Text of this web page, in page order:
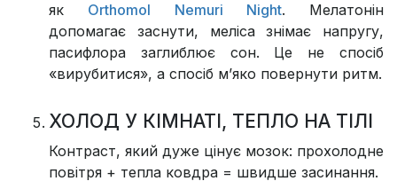
як Orthomol Nemuri Night. Мелатонін
допомагає заснути, меліса знімає напругу,
пасифлора заглиблює сон. Це не спосіб
«вирубитися», а спосіб м’яко повернути ритм.
ХОЛОД У КІМНАТІ, ТЕПЛО НА ТІЛІ
Контраст, який дуже цінує мозок: прохолодне
повітря + тепла ковдра = швидше засинання.